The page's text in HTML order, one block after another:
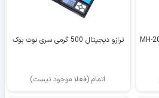
ترازو دیجیتال 500 گرمی سری نوت بوک
اتمام (فعلا موجود نیست)